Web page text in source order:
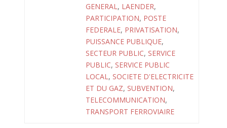
GENERAL, LAENDER,
PARTICIPATION, POSTE
FEDERALE, PRIVATISATION,
PUISSANCE PUBLIQUE,
SECTEUR PUBLIC, SERVICE
PUBLIC, SERVICE PUBLIC
LOCAL, SOCIETE D'ELECTRICITE
ET DU GAZ, SUBVENTION,
TELECOMMUNICATION,
TRANSPORT FERROVIAIRE